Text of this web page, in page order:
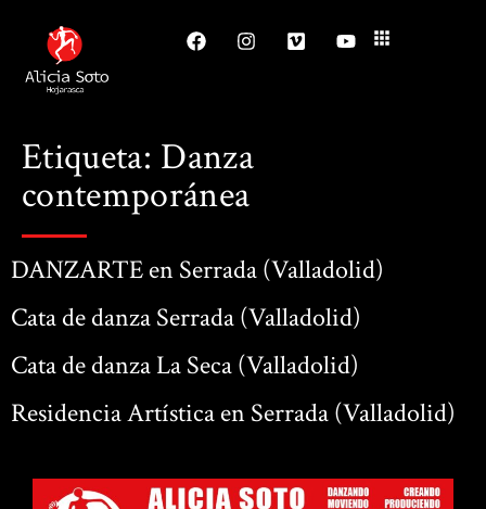
Etiqueta: Danza
contemporánea
DANZARTE en Serrada (Valladolid)
Cata de danza Serrada (Valladolid)
Cata de danza La Seca (Valladolid)
Residencia Artística en Serrada (Valladolid)